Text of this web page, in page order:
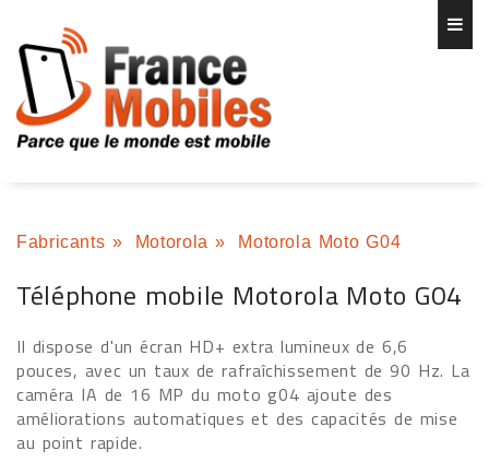
Fabricants » Motorola » Motorola Moto G04
Téléphone mobile Motorola Moto G04
Il dispose d'un écran HD+ extra lumineux de 6,6
pouces, avec un taux de rafraîchissement de 90 Hz. La
caméra IA de 16 MP du moto g04 ajoute des
améliorations automatiques et des capacités de mise
au point rapide.